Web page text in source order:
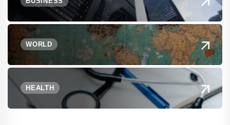
WORLD
HEALTH